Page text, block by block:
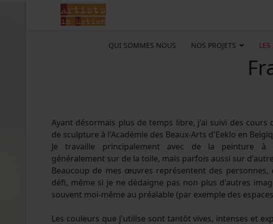
QUI SOMMES NOUS NOS PROJETS LES
Ayant désormais plus de temps libre, j'ai suivi des cours
de sculpture à l'Académie des Beaux-Arts d'Eeklo en
Je travaille principalement avec de la peinture à
généralement sur de la toile, mais parfois aussi sur
Beaucoup de mes œuvres représentent des personnes,
défi, même si je ne dédaigne pas non plus d'autres
souvent moi-même au préalable (par exemple des
Les couleurs que j'utilise sont tantôt vives, intenses et